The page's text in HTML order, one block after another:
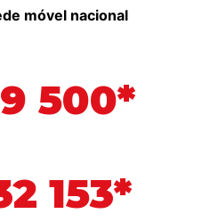
móvel nacional
500*
153*